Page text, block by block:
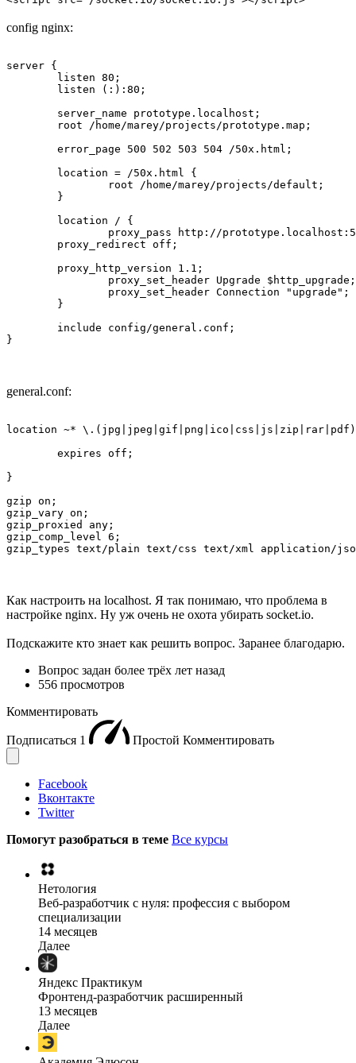
config nginx:
server {
        proxy_redirect off;
        proxy_http_version 1.1;
}
general.conf:
location ~*
}
gzip on;
gzip_vary on;
gzip_proxied any;
gzip_comp_level 6;
gzip_types text/plain text/css text/xml application/
Как настроить на localhost. Я так понимаю, что проблема в
настройке nginx. Ну уж очень не охота убирать socket.io.
Подскажите кто знает как решить вопрос. Заранее благодарю.
Вопрос задан более трёх лет назад
556 просмотров
Комментировать
Подписаться 1 Простой Комментировать
Facebook
Вконтакте
Twitter
Помогут разобраться в теме Все курсы
Нетология
Веб-разработчик с нуля: профессия с выбором
специализации
14 месяцев
Далее
Яндекс Практикум
Фронтенд-разработчик расширенный
13 месяцев
Далее